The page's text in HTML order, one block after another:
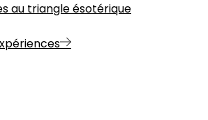
au triangle ésotérique